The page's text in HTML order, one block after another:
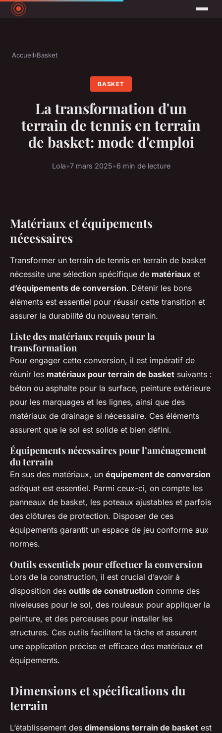
Accueil›Basket
BASKET
La transformation d'un
terrain de tennis en terrain
de basket: mode d'emploi
Lola•7 mars 2025•6 min de lecture
Matériaux et équipements
nécessaires
Transformer un terrain de tennis en terrain de basket
nécessite une sélection spécifique de matériaux et
d’équipements de conversion. Détenir les bons
éléments est essentiel pour réussir cette transition et
assurer la durabilité du nouveau terrain.
Liste des matériaux requis pour la
transformation
Pour engager cette conversion, il est impératif de
réunir les matériaux pour terrain de basket suivants :
béton ou asphalte pour la surface, peinture extérieure
pour les marquages et les lignes, ainsi que des
matériaux de drainage si nécessaire. Ces éléments
assurent que le sol est solide et bien défini.
Équipements nécessaires pour l’aménagement
du terrain
En sus des matériaux, un équipement de conversion
adéquat est essentiel. Parmi ceux-ci, on compte les
panneaux de basket, les poteaux ajustables et parfois
des clôtures de protection. Disposer de ces
équipements garantit un espace de jeu conforme aux
normes.
Outils essentiels pour effectuer la conversion
Lors de la construction, il est crucial d’avoir à
disposition des outils de construction comme des
niveleuses pour le sol, des rouleaux pour appliquer la
peinture, et des perceuses pour installer les
structures. Ces outils facilitent la tâche et assurent
une application précise et efficace des matériaux et
équipements.
Dimensions et spécifications du
terrain
L’établissement des dimensions terrain de basket est